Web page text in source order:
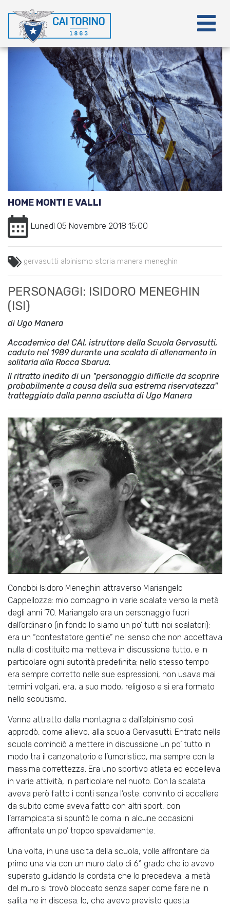
HOME MONTI E VALLI
Lunedì 05 Novembre 2018 15:00
gervasutti alpinismo storia manera meneghin
PERSONAGGI: ISIDORO MENEGHIN
(ISI)
di Ugo Manera
Accademico del CAI, istruttore della Scuola Gervasutti,
caduto nel 1989 durante una scalata di allenamento in
solitaria alla Rocca Sbarua.
Il ritratto inedito di un "personaggio difficile da scoprire
probabilmente a causa della sua estrema riservatezza"
tratteggiato dalla penna asciutta di Ugo Manera
Conobbi Isidoro Meneghin attraverso Mariangelo
Cappellozza: mio compagno in varie scalate verso la metà
degli anni ’70. Mariangelo era un personaggio fuori
dall’ordinario (in fondo lo siamo un po’ tutti noi scalatori);
era un “contestatore gentile” nel senso che non accettava
nulla di costituito ma metteva in discussione tutto, e in
particolare ogni autorità predefinita; nello stesso tempo
era sempre corretto nelle sue espressioni, non usava mai
termini volgari, era, a suo modo, religioso e si era formato
nello scoutismo.
Venne attratto dalla montagna e dall’alpinismo così
approdò, come allievo, alla scuola Gervasutti. Entrato nella
scuola cominciò a mettere in discussione un po’ tutto in
modo tra il canzonatorio e l’umoristico, ma sempre con la
massima correttezza. Era uno sportivo atleta ed eccelleva
in varie attività, in particolare nel nuoto. Con la scalata
aveva però fatto i conti senza l’oste: convinto di eccellere
da subito come aveva fatto con altri sport, con
l’arrampicata si spuntò le corna in alcune occasioni
affrontate un po’ troppo spavaldamente.
Una volta, in una uscita della scuola, volle affrontare da
primo una via con un muro dato di 6° grado che io avevo
superato guidando la cordata che lo precedeva; a metà
del muro si trovò bloccato senza saper come fare ne in
salita ne in discesa. Io, che avevo previsto questa